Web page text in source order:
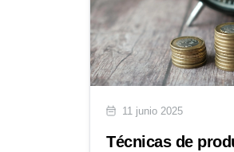
11 junio 2025
Técnicas de